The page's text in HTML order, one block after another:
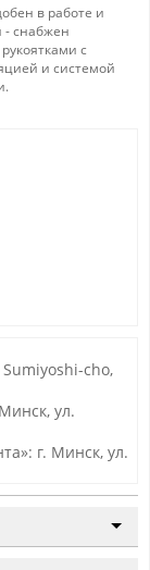
в работе и
- снабжен
с
и системой
cho,
ул.
г. Минск, ул.